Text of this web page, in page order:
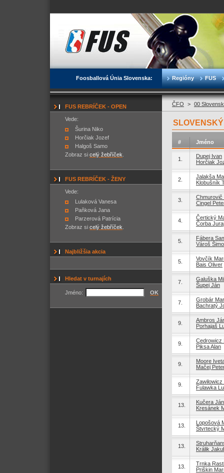
Foosballová Únia Slovenska: Regióny FUS
FUS REBRÍČEK - OPEN
Vede:
Šurina Niko
Horčiak Jozef
Halgoš Samo
Zobraz si celý žebříček
FUS REBRÍČEK - ŽENY
Vede:
Lulaková Vanesa
Paňková Jana
Parzerová Patrícia
Zobraz si celý žebříček
Najbližšia akcia
Hledat v turnajích
Jméno: OK
ČFO > 00
# Jméno
1.
Dupej Ivan
Horčiak
2.
Jalakša
Klobušník
3.
Chmurovič
Cingel
4.
Čertický
Čorba Juraj
5.
Fábera
Vároš
5.
Vovčík
Bais Oliver
7.
Galuška
Šupej Ján
7.
Grobár
Bachratý
9.
Ambros
Porhajaš
9.
Cedrowicz
Piksa Alan
9.
Moore
Mačej
9.
Fulawka
13.
Kučera Ján
Kresánek
13.
Lopošová
Štvrtecký
13.
Králik
13.
Trnka
Priškin